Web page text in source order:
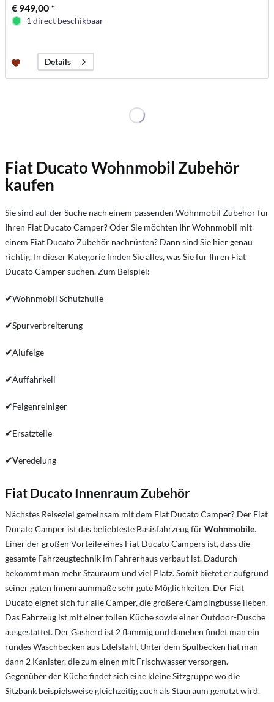
€ 949,00 *
1 direct beschikbaar
Details
Fiat Ducato Wohnmobil Zubehör
kaufen
Sie sind auf der Suche nach einem passenden Wohnmobil Zubehör für
Ihren Fiat Ducato Camper? Oder Sie möchten Ihr Wohnmobil mit
einem Fiat Ducato Zubehör nachrüsten? Dann sind Sie hier genau
richtig. In dieser Kategorie finden Sie alles, was Sie für Ihren Fiat
Ducato Camper suchen. Zum Beispiel:
✔Wohnmobil Schutzhülle
✔Spurverbreiterung
✔Alufelge
✔Auffahrkeil
✔Felgenreiniger
✔Ersatzteile
✔Veredelung
Fiat Ducato Innenraum Zubehör
Nächstes Reiseziel gemeinsam mit dem Fiat Ducato Camper? Der Fiat
Ducato Camper ist das beliebteste Basisfahrzeug fürWohnmobile.
Einer der großen Vorteile eines Fiat Ducato Campers ist, dass die
gesamte Fahrzeugtechnik im Fahrerhaus verbaut ist. Dadurch
bekommt man mehr Stauraum und viel Platz. Somit bietet er aufgrund
seiner guten Innenraummaße sehr gute Möglichkeiten. Der Fiat
Ducato eignet sich für alle Camper, die größere Campingbusse lieben.
Das Fahrzeug ist mit einer tollen Küche sowie einer Outdoor-Dusche
ausgestattet. Der Gasherd ist 2 flammig und daneben findet man ein
rundes Waschbecken aus Edelstahl. Unter dem Spülbecken hat man
dann 2 Kanister, die zum einen mit Frischwasser versorgen.
Gegenüber der Küche findet sich eine kleine Sitzgruppe wo die
Sitzbank beispielsweise gleichzeitig auch als Stauraum genutzt wird.